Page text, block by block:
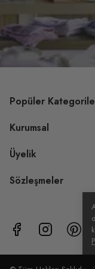
Popüler
Kurumsal
Üyelik
Sözleşmeler